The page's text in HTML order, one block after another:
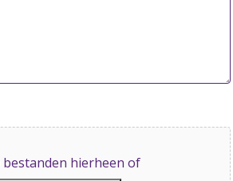
bestanden hierheen of